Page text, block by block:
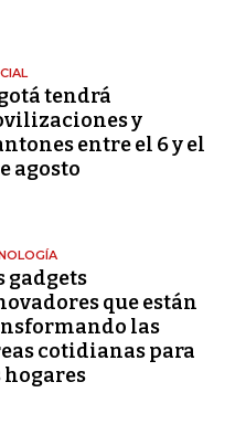
tendrá
y
entre el 6 y el
agosto
gadgets
que están
las
cotidianas para
hogares